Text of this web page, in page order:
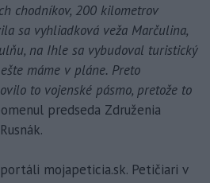
chodníkov, 200 kilometrov
sa vyhliadková veža Marčulina,
na Ihle sa vybudoval turistický
máme v pláne. Preto
to vojenské pásmo, pretože to
predseda Združenia
mojapeticia.sk. Petičiari v